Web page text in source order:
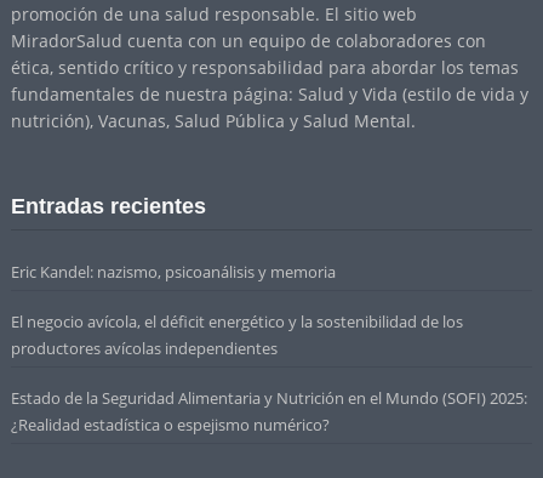
promoción de una salud responsable. El sitio web
MiradorSalud cuenta con un equipo de colaboradores con
ética, sentido crítico y responsabilidad para abordar los temas
fundamentales de nuestra página: Salud y Vida (estilo de vida y
nutrición), Vacunas, Salud Pública y Salud Mental.
Entradas recientes
Eric Kandel: nazismo, psicoanálisis y memoria
El negocio avícola, el déficit energético y la sostenibilidad de los
productores avícolas independientes
Estado de la Seguridad Alimentaria y Nutrición en el Mundo (SOFI) 2025:
¿Realidad estadística o espejismo numérico?